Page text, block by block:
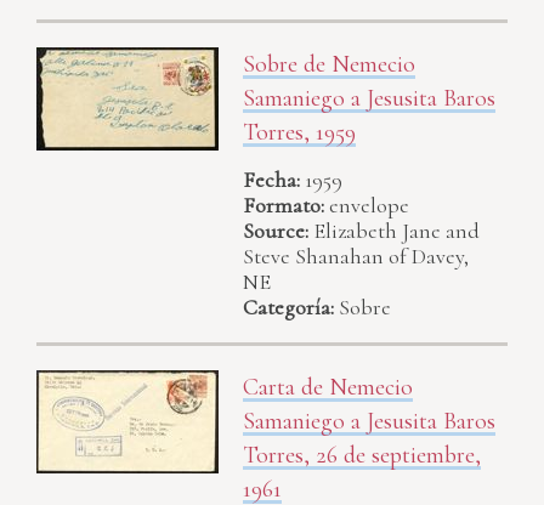
Sobre de Nemecio
Samaniego a Jesusita Baros
Torres, 1959
Fecha: 1959
Formato:envelope
Source: Elizabeth Jane and
Steve Shanahan of Davey,
NE
Categoría: Sobre
Carta de Nemecio
Samaniego a Jesusita Baros
Torres, 26 de septiembre,
1961